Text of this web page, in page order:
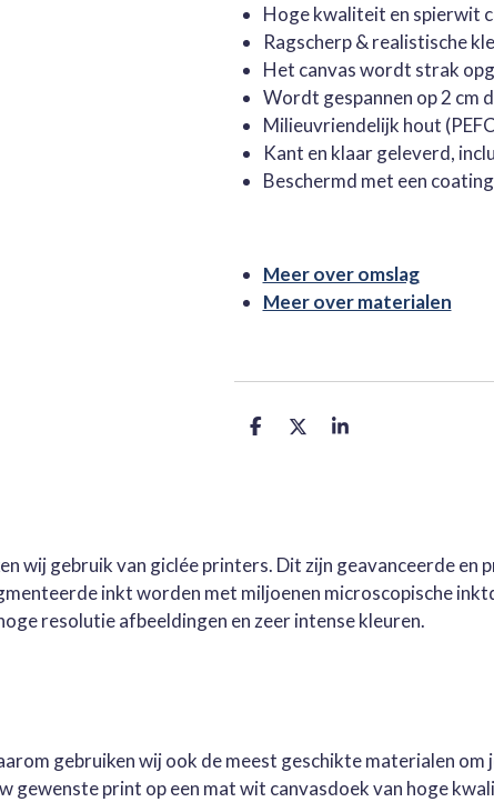
Hoge kwaliteit en spierwit
Ragscherp & realistische
Het canvas wordt strak
Wordt gespannen op 2 cm
Milieuvriendelijk hout
Kant en klaar geleverd,
Beschermd met een coating
Meer over omslag
Meer over materialen
D
D
S
wij gebruik van giclée printers. Dit zijn geavanceerde
inkt worden met miljoenen microscopische
resolutie afbeeldingen en zeer intense kleuren.
gebruiken wij ook de meest geschikte materialen
gewenste print op een mat wit canvasdoek van hoge